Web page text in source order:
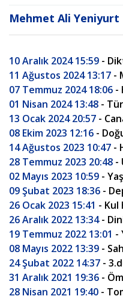
Mehmet Ali
10 Aralık 2024 15:59 -
11 Ağustos 2024 13:17 -
07 Temmuz 2024 18:06 -
01 Nisan 2024 13:48 -
13 Ocak 2024 20:57 -
08 Ekim 2023 12:16 -
14 Ağustos 2023 10:47 -
28 Temmuz 2023 20:48 -
02 Mayıs 2023 10:59 -
09 Şubat 2023 18:36 -
26 Ocak 2023 15:41 - Kul
26 Aralık 2022 13:34-
19 Temmuz 2022 13:01 -
08 Mayıs 2022 13:39 -
24 Şubat 2022 14:37 -
31 Aralık 2021 19:36 -
28 Nisan 2021 19:40 -